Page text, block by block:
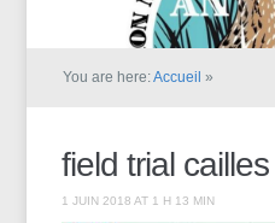
You are here:Accueil »
field trial
1 JUIN 2018 AT 1 H 13 MIN